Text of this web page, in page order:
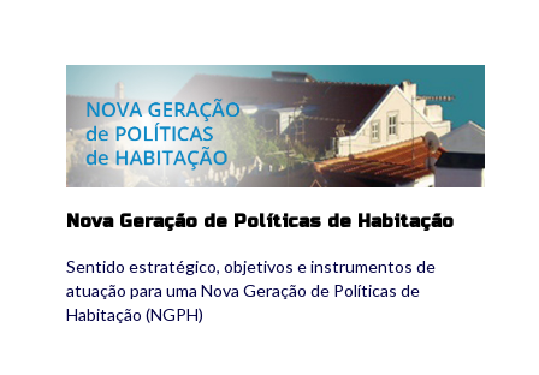
Nova Geração de Políticas de Habitação
Sentido estratégico, objetivos e instrumentos de
atuação para uma Nova Geração de Políticas de
Habitação (NGPH)